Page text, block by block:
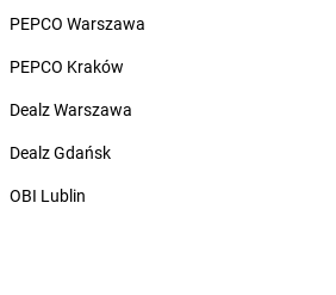
Żabka Borowo
Żabka Borzęcin Duży
Żabka Borzygniew
Żabka Boża Wola
Żabka Bralin
PEPCO Warszawa
PEPCO Kraków
Dealz Warszawa
Dealz Gdańsk
OBI Lublin